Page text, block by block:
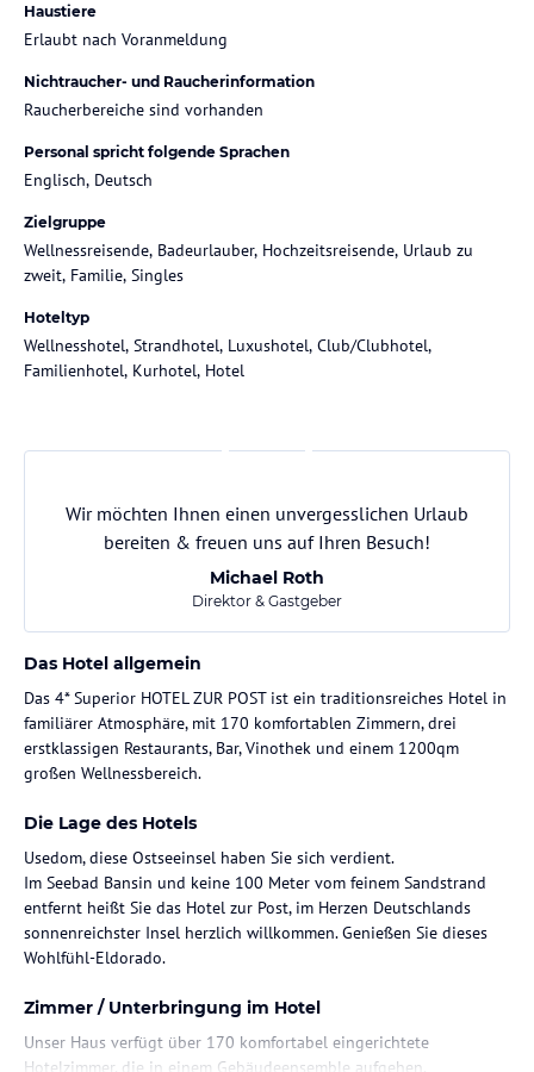
Haustiere
Erlaubt nach Voranmeldung
Nichtraucher- und Raucherinformation
Raucherbereiche sind vorhanden
Personal spricht folgende Sprachen
Englisch, Deutsch
Zielgruppe
Wellnessreisende, Badeurlauber, Hochzeitsreisende, Urlaub zu
zweit, Familie, Singles
Hoteltyp
Wellnesshotel, Strandhotel, Luxushotel, Club/Clubhotel,
Familienhotel, Kurhotel, Hotel
Wir möchten Ihnen einen unvergesslichen Urlaub
bereiten & freuen uns auf Ihren Besuch!
Michael Roth
Direktor & Gastgeber
Das Hotel allgemein
Das 4* Superior HOTEL ZUR POST ist ein traditionsreiches Hotel in
familiärer Atmosphäre, mit 170 komfortablen Zimmern, drei
erstklassigen Restaurants, Bar, Vinothek und einem 1200qm
großen Wellnessbereich.
Die Lage des Hotels
Usedom, diese Ostseeinsel haben Sie sich verdient.
Im Seebad Bansin und keine 100 Meter vom feinem Sandstrand
entfernt heißt Sie das Hotel zur Post, im Herzen Deutschlands
sonnenreichster Insel herzlich willkommen. Genießen Sie dieses
Wohlfühl-Eldorado.
Zimmer / Unterbringung im Hotel
Unser Haus verfügt über 170 komfortabel eingerichtete
Hotelzimmer, die in einem Gebäudeensemble aufgehen.